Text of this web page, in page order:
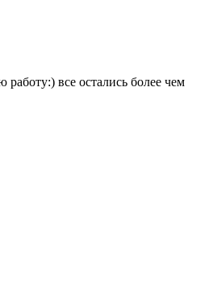
все остались более чем